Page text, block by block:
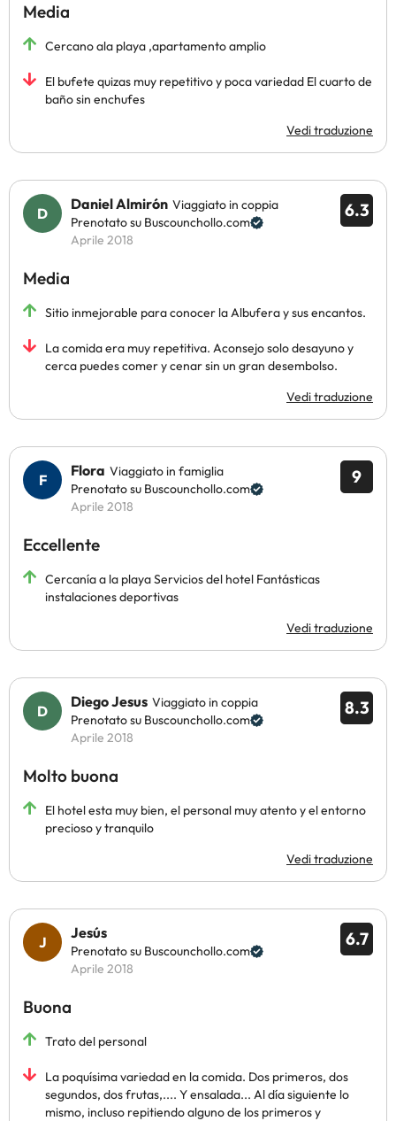
Media
Cercano ala playa ,apartamento amplio
El bufete quizas muy repetitivo y poca variedad El cuarto de
baño sin enchufes
Vedi traduzione
6.3
Daniel Almirón Viaggiato in coppia
Prenotato su Buscounchollo.com
Aprile 2018
Media
Sitio inmejorable para conocer la Albufera y sus encantos.
La comida era muy repetitiva. Aconsejo solo desayuno y
cerca puedes comer y cenar sin un gran desembolso.
Vedi traduzione
9
Flora Viaggiato in famiglia
Prenotato su Buscounchollo.com
Aprile 2018
Eccellente
Cercanía a la playa Servicios del hotel Fantásticas
instalaciones deportivas
Vedi traduzione
8.3
Diego Jesus Viaggiato in coppia
Prenotato su Buscounchollo.com
Aprile 2018
Molto buona
El hotel esta muy bien, el personal muy atento y el entorno
precioso y tranquilo
Vedi traduzione
6.7
Jesús
Prenotato su Buscounchollo.com
Aprile 2018
Buona
Trato del personal
La poquísima variedad en la comida. Dos primeros, dos
segundos, dos frutas,.... Y ensalada... Al día siguiente lo
mismo, incluso repitiendo alguno de los primeros y